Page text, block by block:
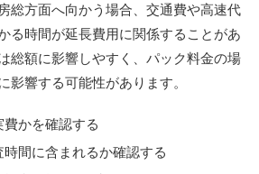
総方面へ向かう場合、交通費や高速代
る時間が延長費用に関係することがあ
総額に影響しやすく、パック料金の場
影響する可能性があります。
かを確認する
間に含まれるか確認する